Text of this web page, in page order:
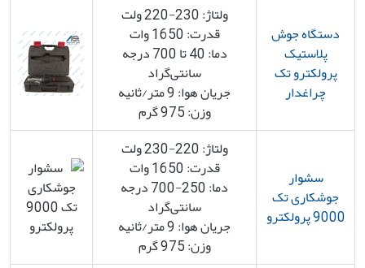
دستگاه جوش
پلاستیک
پرولکترو تک
چراغدار
ولتاژ: 230-220 ولت
قدرت: 1650 وات
دما: 40 تا 700 درجه
سانتی‌گراد
جریان هوا: 9 متر/ثانیه
وزن: 975 گرم
سشوار
جوشکاری تک
9000 پرولکترو
ولتاژ: 220-230 ولت
قدرت: 1650 وات
دما: 250-700 درجه
سانتی‌گراد
جریان هوا: 9 متر/ثانیه
وزن: 975 گرم